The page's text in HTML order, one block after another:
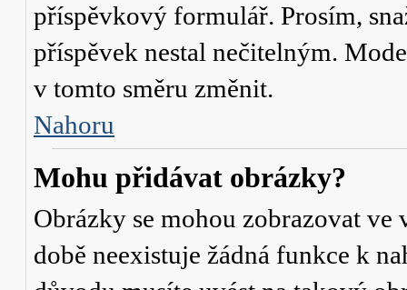
příspěvkový formulář. Prosím,
příspěvek nestal nečitelným.
v tomto směru změnit.
Nahoru
Mohu přidávat obrázky?
Obrázky se mohou zobrazovat
době neexistuje žádná funkce k